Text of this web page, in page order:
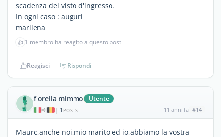
scadenza del visto d'ingresso.
In ogni caso : auguri
marilena
👍 1 membro ha reagito a questo post
Reagisci Rispondi
fiorella mimmo Utente
| 1 POSTS 11 anni fa #14
Mauro,anche noi,mio marito ed io,abbiamo la vostra